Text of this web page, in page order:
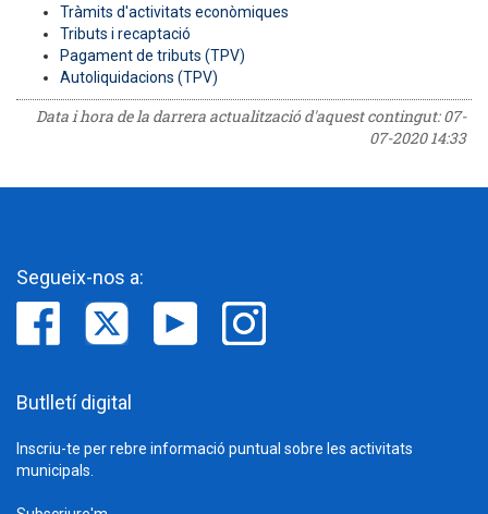
Tràmits d'activitats econòmiques
Tributs i recaptació
Pagament de tributs (TPV)
Autoliquidacions (TPV)
Data i hora de la darrera actualització d'aquest contingut:07-
07-2020 14:33
Segueix-nos a:
Butlletí digital
Inscriu-te per rebre informació puntual sobre les activitats
municipals.